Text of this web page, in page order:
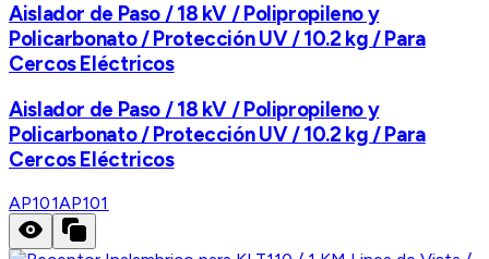
Aislador de Paso / 18 kV / Polipropileno y
Policarbonato / Protección UV / 10.2 kg / Para
Cercos Eléctricos
Aislador de Paso / 18 kV / Polipropileno y
Policarbonato / Protección UV / 10.2 kg / Para
Cercos Eléctricos
AP101AP101